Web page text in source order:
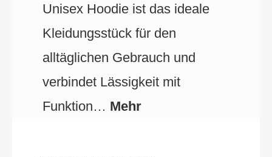
Unisex Hoodie ist das ideale
Kleidungsstück für den
alltäglichen Gebrauch und
verbindet Lässigkeit mit
Funktion… Mehr